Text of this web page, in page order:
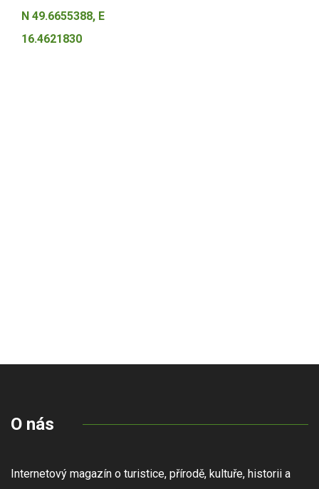
N 49.6655388, E
16.4621830
O nás
Internetový magazín o turistice, přírodě, kultuře, historii a